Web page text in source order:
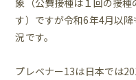
す）ですが令和6年4月以
況です。
プレベナー13は日本では